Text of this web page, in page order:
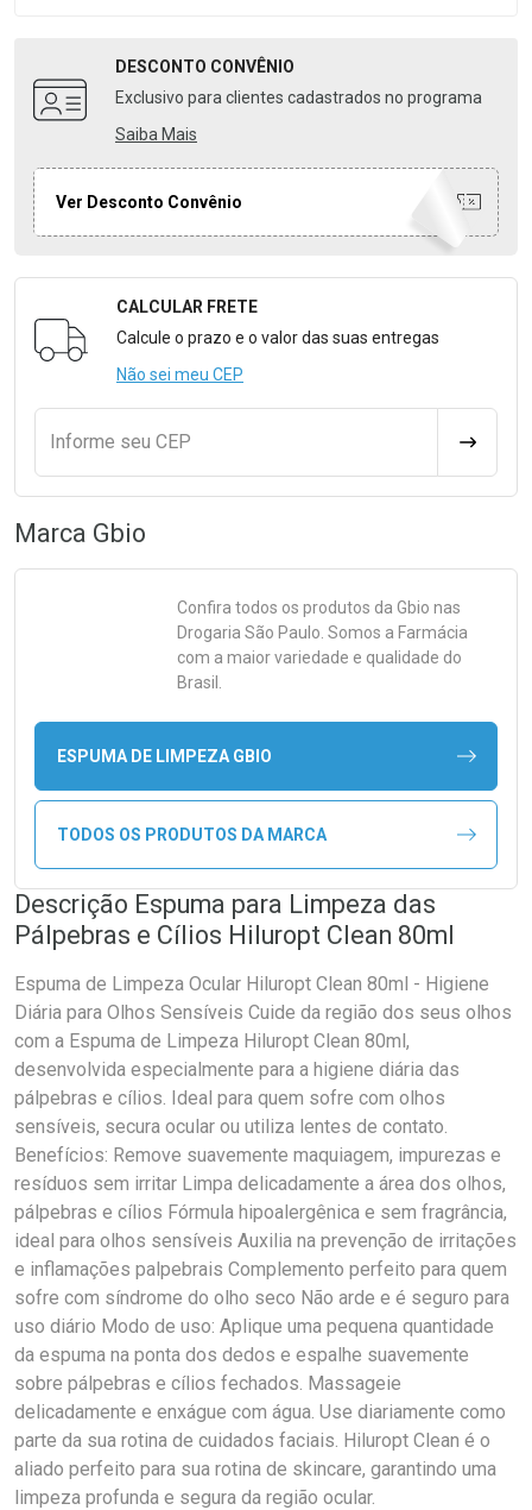
DESCONTO CONVÊNIO
Exclusivo para clientes cadastrados no programa
Saiba Mais
Ver Desconto Convênio
Formulário para Calcular o Frete
CALCULAR FRETE
Calcule o prazo e o valor das suas entregas
Não sei meu CEP
Informe seu CEP
Marca Gbio
Confira todos os produtos da Gbio nas
Drogaria São Paulo. Somos a Farmácia
com a maior variedade e qualidade do
Brasil.
ESPUMA DE LIMPEZA GBIO
TODOS OS PRODUTOS DA MARCA
Descrição Espuma para Limpeza das
Pálpebras e Cílios Hiluropt Clean 80ml
Espuma de Limpeza Ocular Hiluropt Clean 80ml - Higiene
Diária para Olhos Sensíveis Cuide da região dos seus olhos
com a Espuma de Limpeza Hiluropt Clean 80ml,
desenvolvida especialmente para a higiene diária das
pálpebras e cílios. Ideal para quem sofre com olhos
sensíveis, secura ocular ou utiliza lentes de contato.
Benefícios: Remove suavemente maquiagem, impurezas e
resíduos sem irritar Limpa delicadamente a área dos olhos,
pálpebras e cílios Fórmula hipoalergênica e sem fragrância,
ideal para olhos sensíveis Auxilia na prevenção de irritações
e inflamações palpebrais Complemento perfeito para quem
sofre com síndrome do olho seco Não arde e é seguro para
uso diário Modo de uso: Aplique uma pequena quantidade
da espuma na ponta dos dedos e espalhe suavemente
sobre pálpebras e cílios fechados. Massageie
delicadamente e enxágue com água. Use diariamente como
parte da sua rotina de cuidados faciais. Hiluropt Clean é o
aliado perfeito para sua rotina de skincare, garantindo uma
limpeza profunda e segura da região ocular.